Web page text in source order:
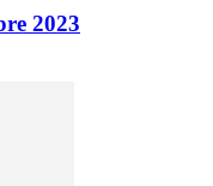
2023